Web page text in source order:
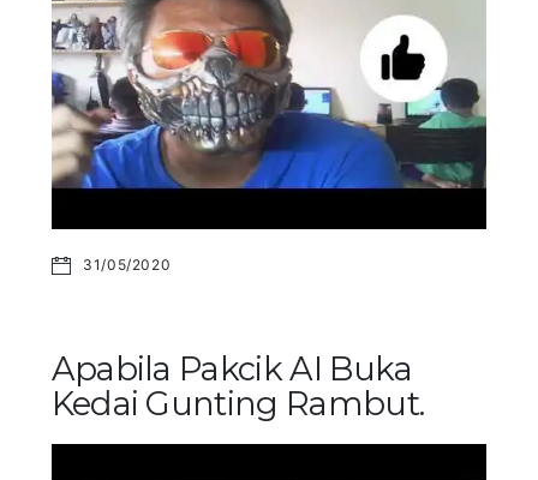
31/05/2020
Apabila Pakcik AI Buka
Kedai Gunting Rambut.